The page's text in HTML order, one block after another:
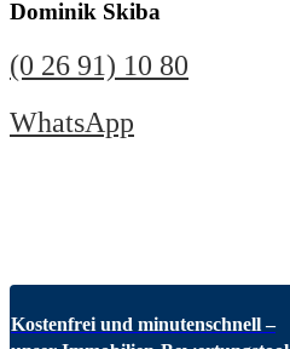
Dominik Skiba
(0 26 91) 10 80
WhatsApp
Kostenfrei und minutenschnell –